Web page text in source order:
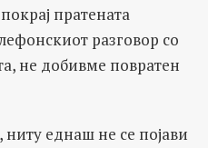
пратената
разговор со
не добивме повратен
еднаш не се појави